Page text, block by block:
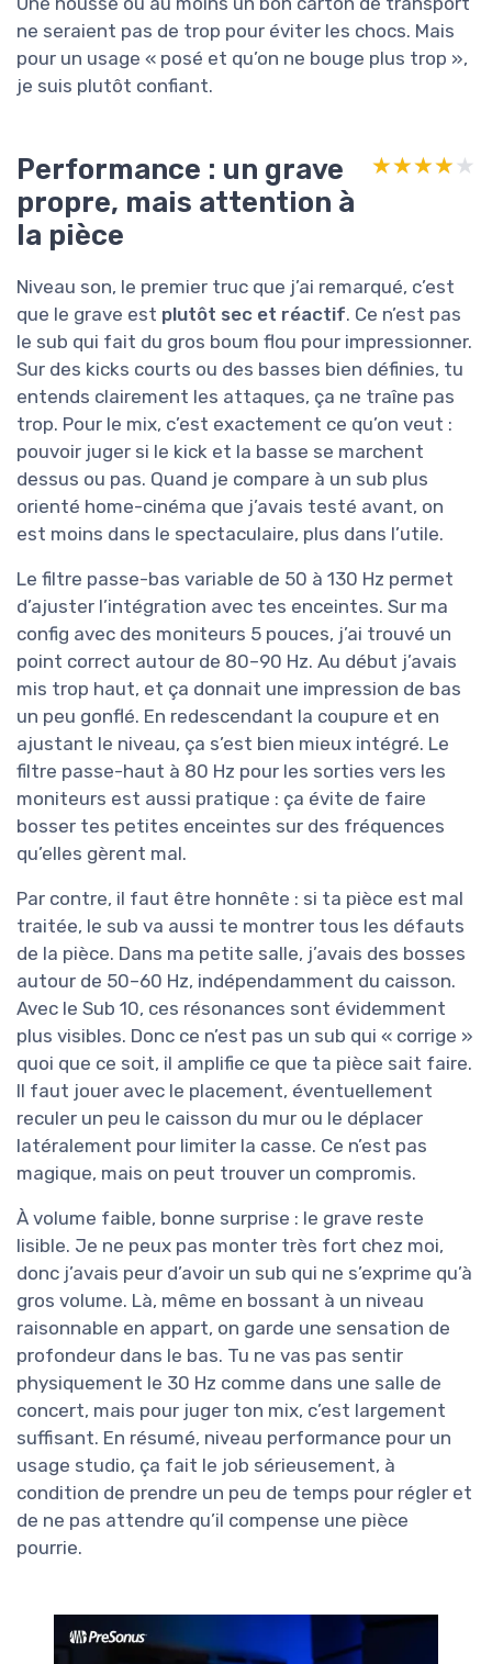
ne seraient pas de trop pour éviter les chocs. Mais
pour un usage « posé et qu’on ne bouge plus trop »,
je suis plutôt confiant.
Performance : un grave
propre, mais attention à
la pièce
★★★★★
★★★★★
Niveau son, le premier truc que j’ai remarqué, c’est
que le grave est plutôt sec et réactif. Ce n’est pas
le sub qui fait du gros boum flou pour impressionner.
Sur des kicks courts ou des basses bien définies, tu
entends clairement les attaques, ça ne traîne pas
trop. Pour le mix, c’est exactement ce qu’on veut :
pouvoir juger si le kick et la basse se marchent
dessus ou pas. Quand je compare à un sub plus
orienté home-cinéma que j’avais testé avant, on
est moins dans le spectaculaire, plus dans l’utile.
Le filtre passe-bas variable de 50 à 130 Hz permet
d’ajuster l’intégration avec tes enceintes. Sur ma
config avec des moniteurs 5 pouces, j’ai trouvé un
point correct autour de 80–90 Hz. Au début j’avais
mis trop haut, et ça donnait une impression de bas
un peu gonflé. En redescendant la coupure et en
ajustant le niveau, ça s’est bien mieux intégré. Le
filtre passe-haut à 80 Hz pour les sorties vers les
moniteurs est aussi pratique : ça évite de faire
bosser tes petites enceintes sur des fréquences
qu’elles gèrent mal.
Par contre, il faut être honnête : si ta pièce est mal
traitée, le sub va aussi te montrer tous les défauts
de la pièce. Dans ma petite salle, j’avais des bosses
autour de 50–60 Hz, indépendamment du caisson.
Avec le Sub 10, ces résonances sont évidemment
plus visibles. Donc ce n’est pas un sub qui « corrige »
quoi que ce soit, il amplifie ce que ta pièce sait faire.
Il faut jouer avec le placement, éventuellement
reculer un peu le caisson du mur ou le déplacer
latéralement pour limiter la casse. Ce n’est pas
magique, mais on peut trouver un compromis.
À volume faible, bonne surprise : le grave reste
lisible. Je ne peux pas monter très fort chez moi,
donc j’avais peur d’avoir un sub qui ne s’exprime qu’à
gros volume. Là, même en bossant à un niveau
raisonnable en appart, on garde une sensation de
profondeur dans le bas. Tu ne vas pas sentir
physiquement le 30 Hz comme dans une salle de
concert, mais pour juger ton mix, c’est largement
suffisant. En résumé, niveau performance pour un
usage studio, ça fait le job sérieusement, à
condition de prendre un peu de temps pour régler et
de ne pas attendre qu’il compense une pièce
pourrie.